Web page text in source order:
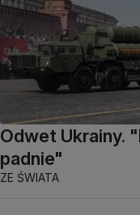
Odwet Ukrainy.
padnie"
ZE ŚWIATA